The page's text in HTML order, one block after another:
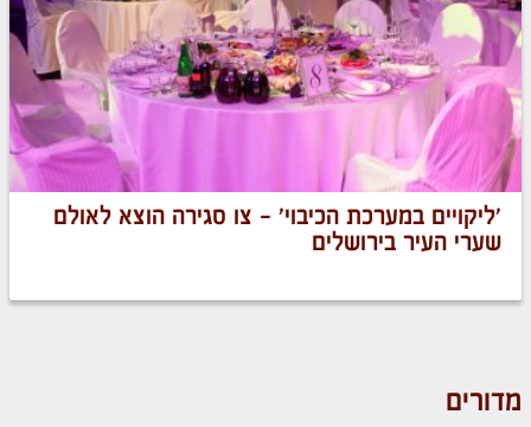
'ליקויים במערכת הכיבוי' – צו סגירה הוצא לאולם
שערי העיר בירושלים
מדורים